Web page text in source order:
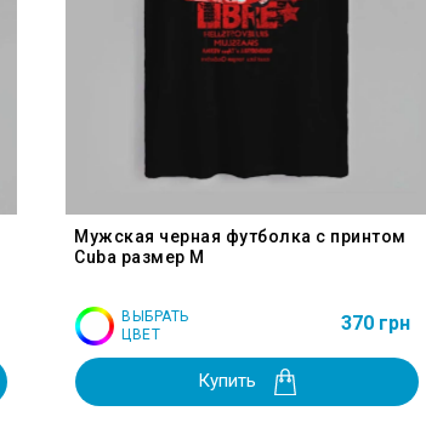
Мужская черная футболка с принтом
Cuba размер M
ВЫБРАТЬ
ЦВЕТ
370 грн
Купить